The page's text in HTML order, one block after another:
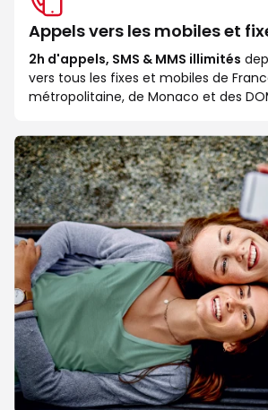
Appels vers les mobiles et
2h d'appels, SMS & MMS illimités
vers tous les fixes et mobiles de
métropolitaine, de Monaco et des